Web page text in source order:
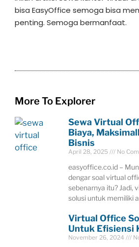
bisa EasyOffice semoga bisa
penting. Semoga bermanfaat.
More To Explorer
Sewa Virtual
Biaya,
Bisnis
April 28, 2025 No
easyoffice.co.id –
dengar soal virtual
sebenarnya itu? Jadi,
solusi untuk memiliki
Virtual Office
Untuk Efisiensi
November 26, 2024